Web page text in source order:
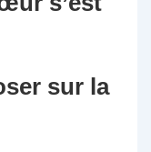
sur la